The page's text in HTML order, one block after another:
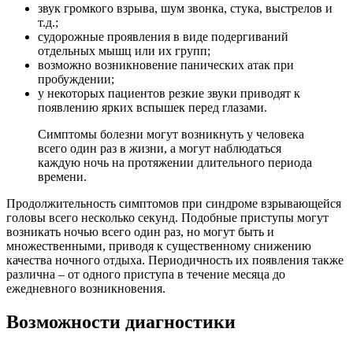
звук громкого взрыва, шум звонка, стука, выстрелов и
т.д.;
судорожные проявления в виде подергиваний
отдельных мышц или их групп;
возможно возникновение панических атак при
пробуждении;
у некоторых пациентов резкие звуки приводят к
появлению ярких вспышек перед глазами.
Симптомы болезни могут возникнуть у человека
всего один раз в жизни, а могут наблюдаться
каждую ночь на протяжении длительного периода
времени.
Продолжительность симптомов при синдроме взрывающейся
головы всего несколько секунд. Подобные приступы могут
возникать ночью всего один раз, но могут быть и
множественными, приводя к существенному снижению
качества ночного отдыха. Периодичность их появления также
различна – от одного приступа в течение месяца до
ежедневного возникновения.
Возможности диагностики